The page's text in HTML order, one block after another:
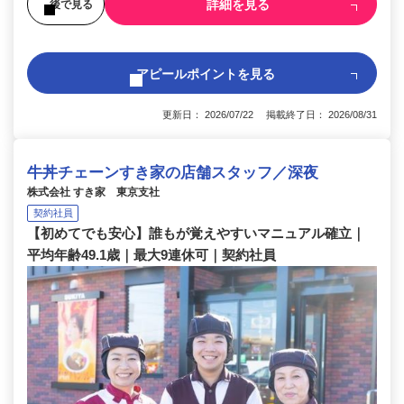
後で見る 詳細を見る
アピールポイントを見る
更新日： 2026/07/22 掲載終了日： 2026/08/31
牛丼チェーンすき家の店舗スタッフ／深夜
株式会社 すき家 東京支社
契約社員
【初めてでも安心】誰もが覚えやすいマニュアル確立｜
平均年齢49.1歳｜最大9連休可｜契約社員